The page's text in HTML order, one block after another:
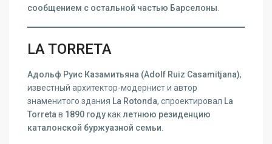
сообщением с остальной частью Барселоны
LA TORRETA
Адольф Руис Казамитьяна (Adolf Ruiz Casamitjana),
известный архитектор-модернист и автор
знаменитого здания La Rotonda, спроектировал La
Torreta в 1890 годукаклетнюю резиденцию
каталонской буржуазной семьи